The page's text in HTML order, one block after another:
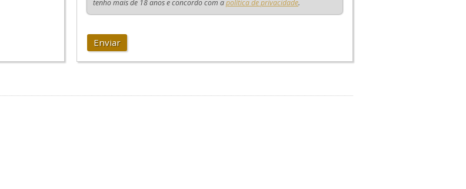
tenho mais de 18 anos e concordo com apolítica de privacidade.
Enviar